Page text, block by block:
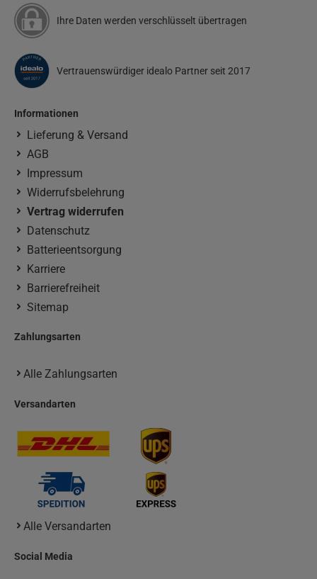
Ihre Daten werden verschlüsselt übertragen
Vertrauenswürdiger idealo Partner seit 2017
Informationen
Lieferung & Versand
AGB
Impressum
Widerrufsbelehrung
Vertrag widerrufen
Datenschutz
Batterieentsorgung
Karriere
Barrierefreiheit
Sitemap
Zahlungsarten
Alle Zahlungsarten
Versandarten
Alle Versandarten
Social Media